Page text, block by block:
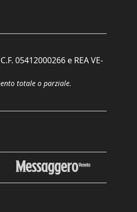
05412000266 e REA VE-
totale o parziale.